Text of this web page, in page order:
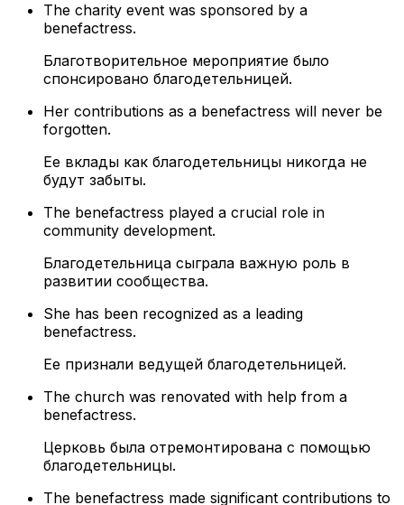
The charity event was sponsored by a
benefactress.
Благотворительное мероприятие было
спонсировано благодетельницей.
Her contributions as a benefactress will never be
forgotten.
Ее вклады как благодетельницы никогда не
будут забыты.
The benefactress played a crucial role in
community development.
Благодетельница сыграла важную роль в
развитии сообщества.
She has been recognized as a leading
benefactress.
Ее признали ведущей благодетельницей.
The church was renovated with help from a
benefactress.
Церковь была отремонтирована с помощью
благодетельницы.
The benefactress made significant contributions to